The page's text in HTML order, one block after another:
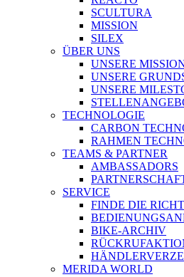
SCULTURA
MISSION
SILEX
ÜBER UNS
UNSERE
UNSERE
UNSERE
TECHNOLOGIE
CARBON
RAHMEN
TEAMS & PARTNER
AMBASSADORS
SERVICE
FINDE DIE
BIKE-ARCHIV
MERIDA WORLD